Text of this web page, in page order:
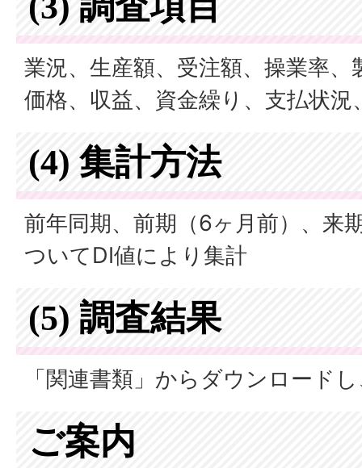
業況、生産額、受注額、操業率、
価格、収益、資金繰り、支払状況
(4) 集計方法
前年同期、前期（6ヶ月前）、来
ついてDI値により集計
(5) 調査結果
「関連書類」からダウンロード
ご案内